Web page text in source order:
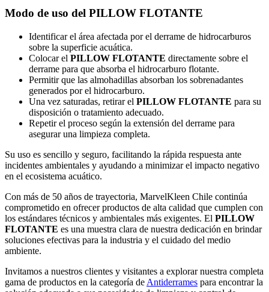
Modo de uso del PILLOW FLOTANTE
Identificar el área afectada por el derrame de hidrocarburos
sobre la superficie acuática.
Colocar el PILLOW FLOTANTE directamente sobre el
derrame para que absorba el hidrocarburo flotante.
Permitir que las almohadillas absorban los sobrenadantes
generados por el hidrocarburo.
Una vez saturadas, retirar el PILLOW FLOTANTE para su
disposición o tratamiento adecuado.
Repetir el proceso según la extensión del derrame para
asegurar una limpieza completa.
Su uso es sencillo y seguro, facilitando la rápida respuesta ante
incidentes ambientales y ayudando a minimizar el impacto negativo
en el ecosistema acuático.
Con más de 50 años de trayectoria, MarvelKleen Chile continúa
comprometido en ofrecer productos de alta calidad que cumplen con
los estándares técnicos y ambientales más exigentes. El PILLOW
FLOTANTE es una muestra clara de nuestra dedicación en brindar
soluciones efectivas para la industria y el cuidado del medio
ambiente.
Invitamos a nuestros clientes y visitantes a explorar nuestra completa
gama de productos en la categoría de Antiderrames para encontrar la